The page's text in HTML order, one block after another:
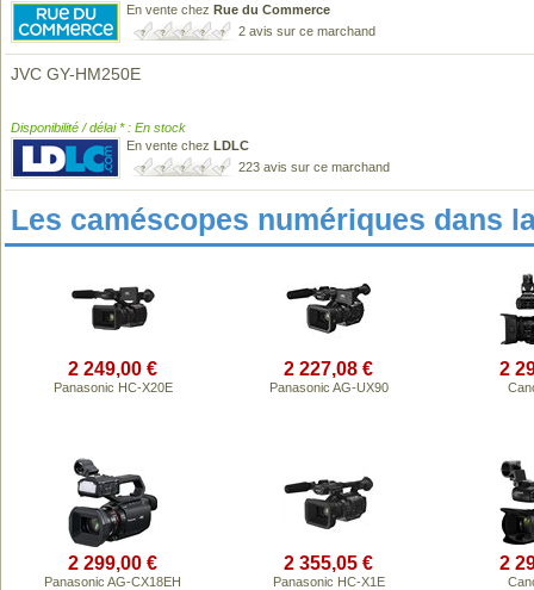
En vente chez Rue du Commerce
2 avis sur ce marchand
JVC GY-HM250E
Disponibilité / délai * : En stock
En vente chez LDLC
223 avis sur ce marchand
Les caméscopes numériques dans
2 249,00 €
Panasonic HC-X20E
2 227,08 €
Panasonic AG-UX90
2
2 299,00 €
Panasonic AG-CX18EH
2 355,05 €
Panasonic HC-X1E
2